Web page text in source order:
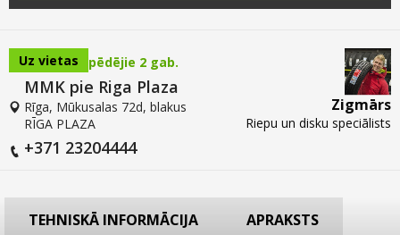
Uz vietas pēdējie 2 gab.
MMK pie Riga Plaza
Rīga, Mūkusalas 72d, blakus
RĪGA PLAZA
+371 23204444
Zigmārs
Riepu un disku speciālists
TEHNISKĀ INFORMĀCIJA APRAKSTS